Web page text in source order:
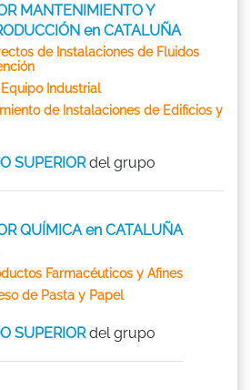
MANTENIMIENTO Y
en CATALUÑA
de Instalaciones de Fluidos
Industrial
de Instalaciones de Edificios y
SUPERIORdel grupo
QUÍMICA en CATALUÑA
Farmacéuticos y Afines
de Pasta y Papel
SUPERIORdel grupo